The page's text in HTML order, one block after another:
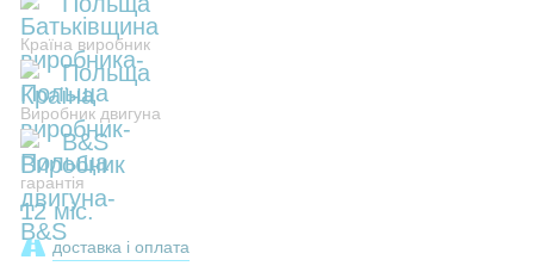
Країна виробник
Польща
Виробник двигуна
B&S
гарантія
12 міс.
доставка і оплата